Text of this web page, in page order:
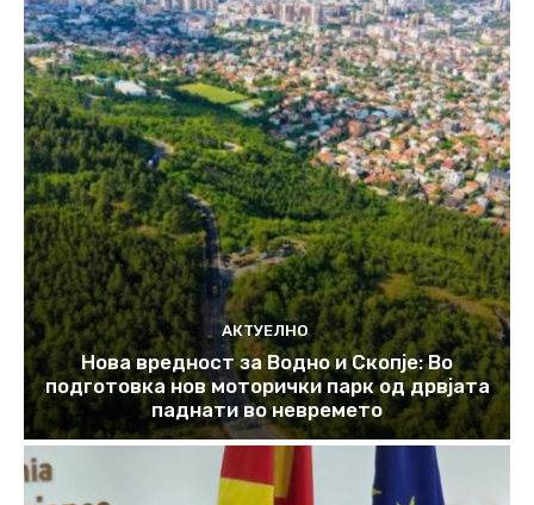
АКТУЕЛНО
Нова вредност за Водно и Скопје: Во
подготовка нов моторички парк од дрвјата
паднати во невремето